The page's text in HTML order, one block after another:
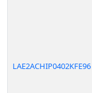
LAE2ACHIP0402KFE96